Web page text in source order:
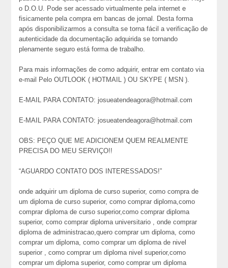
o D.O.U. Pode ser acessado virtualmente pela internet e
fisicamente pela compra em bancas de jornal. Desta forma
após disponibilizarmos a consulta se torna fácil a verificação de
autenticidade da documentação adquirida se tornando
plenamente seguro está forma de trabalho.
Para mais informações de como adquirir, entrar em contato via
e-mail Pelo OUTLOOK ( HOTMAIL ) OU SKYPE ( MSN ).
E-MAIL PARA CONTATO: josueatendeagora@hotmail.com
E-MAIL PARA CONTATO: josueatendeagora@hotmail.com
OBS: PEÇO QUE ME ADICIONEM QUEM REALMENTE
PRECISA DO MEU SERVIÇO!!
“AGUARDO CONTATO DOS INTERESSADOS!”
onde adquirir um diploma de curso superior, como compra de
um diploma de curso superior, como comprar diploma,como
comprar diploma de curso superior,como comprar diploma
superior, como comprar diploma universitario , onde comprar
diploma de administracao,quero comprar um diploma, como
comprar um diploma, como comprar um diploma de nivel
superior , como comprar um diploma nivel superior,como
comprar um diploma superior, como comprar um diploma